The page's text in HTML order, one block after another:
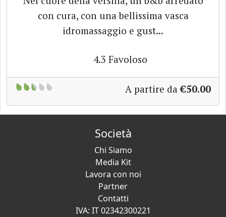
con cura, con una bellissima vasca
idromassaggio e gust...
4.3 Favoloso
A partire da €50.00
Società
Chi Siamo
Media Kit
Lavora con noi
Partner
Contatti
IVA: IT 02342300221